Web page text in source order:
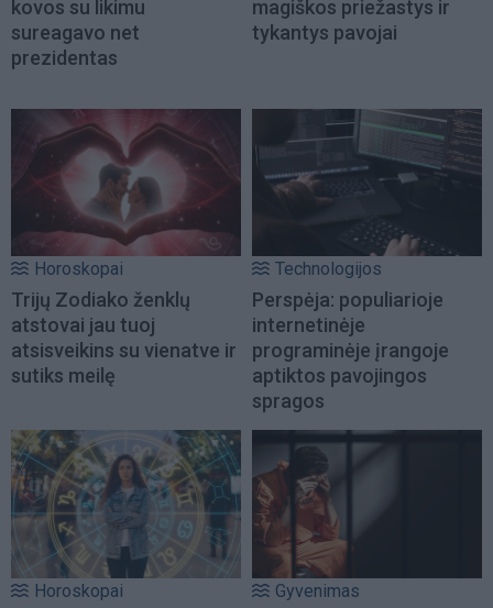
kovos su likimu
sureagavo net
prezidentas
magiškos priežastys ir
tykantys pavojai
Horoskopai
Trijų Zodiako ženklų
atstovai jau tuoj
atsisveikins su vienatve ir
sutiks meilę
Technologijos
Perspėja: populiarioje
internetinėje
programinėje įrangoje
aptiktos pavojingos
spragos
Horoskopai Gyvenimas